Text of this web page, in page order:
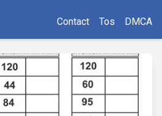
Contact Tos DMCA